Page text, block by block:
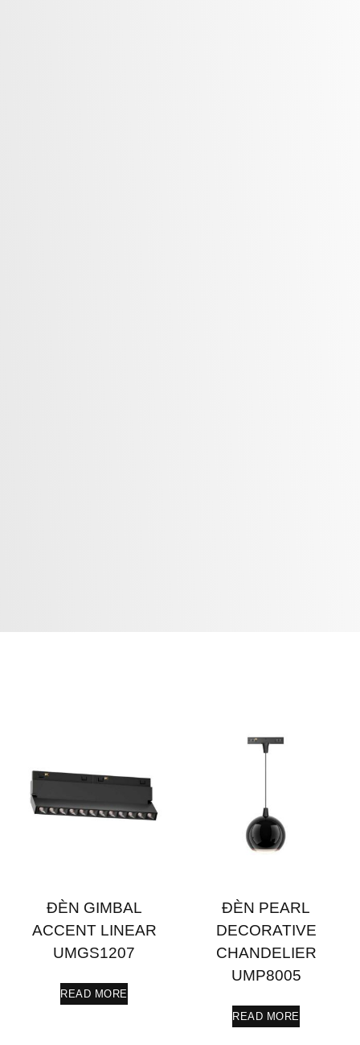
ĐÈN GIMBAL
ACCENT LINEAR
UMGS1207
READ MORE
ĐÈN PEARL
DECORATIVE
CHANDELIER
UMP8005
READ MORE